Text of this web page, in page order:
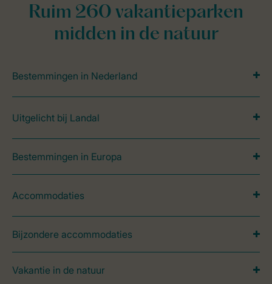
Ruim 260 vakantieparken
midden in de natuur
Bestemmingen in Nederland
Uitgelicht bij Landal
Bestemmingen in Europa
Accommodaties
Bijzondere accommodaties
Vakantie in de natuur